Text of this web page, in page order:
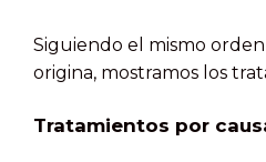
Siguiendo el mismo
origina, mostramos los
Tratamientos por